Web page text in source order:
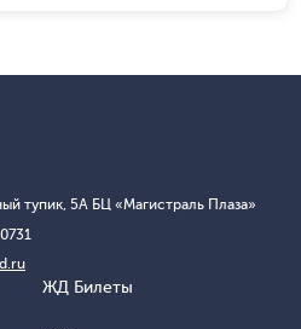
тупик, 5А БЦ «Магистраль Плаза»
ЖД Билеты